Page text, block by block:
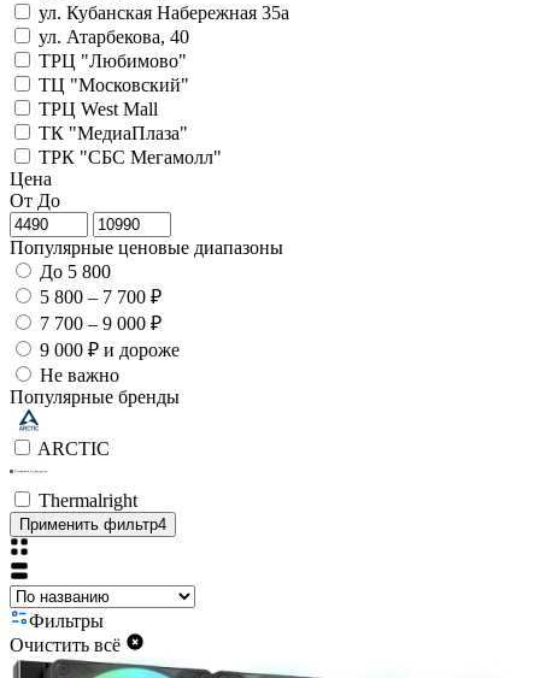
ул. Кубанская Набережная 35а
ул. Атарбекова, 40
ТРЦ "Любимово"
ТЦ "Московский"
ТРЦ West Mall
ТК "МедиаПлаза"
ТРК "СБС Мегамолл"
Цена
От До
Популярные ценовые диапазоны
До 5 800
5 800 – 7 700 ₽
7 700 – 9 000 ₽
9 000 ₽ и дороже
Не важно
Популярные бренды
ARCTIC
Thermalright
Применить фильтр4
Фильтры
Очистить всё